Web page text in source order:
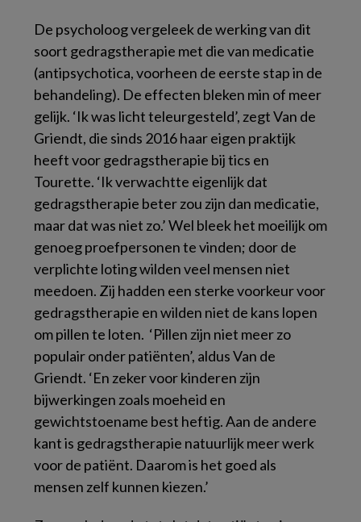
De psycholoog vergeleek de werking van dit
soort gedragstherapie met die van medicatie
(antipsychotica, voorheen de eerste stap in de
behandeling). De effecten bleken min of meer
gelijk. ‘Ik was licht teleurgesteld’, zegt Van de
Griendt, die sinds 2016 haar eigen praktijk
heeft voor gedragstherapie bij tics en
Tourette. ‘Ik verwachtte eigenlijk dat
gedragstherapie beter zou zijn dan medicatie,
maar dat was niet zo.’ Wel bleek het moeilijk om
genoeg proefpersonen te vinden; door de
verplichte loting wilden veel mensen niet
meedoen. Zij hadden een sterke voorkeur voor
gedragstherapie en wilden niet de kans lopen
om pillen te loten. ‘Pillen zijn niet meer zo
populair onder patiënten’, aldus Van de
Griendt. ‘En zeker voor kinderen zijn
bijwerkingen zoals moeheid en
gewichtstoename best heftig. Aan de andere
kant is gedragstherapie natuurlijk meer werk
voor de patiënt. Daarom is het goed als
mensen zelf kunnen kiezen.’